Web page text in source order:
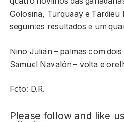
Golosina, Turquaay e Tardieu
seguintes resultados e um
Nino Julián – palmas com dois
Samuel Navalón – volta e
Foto: D.R.
Please follow and like